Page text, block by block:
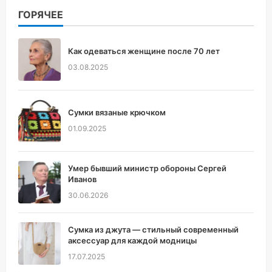
ГОРЯЧЕЕ
Как одеваться женщине после 70 лет
03.08.2025
Сумки вязаные крючком
01.09.2025
Умер бывший министр обороны Сергей
Иванов
30.06.2026
Сумка из джута — стильный современный
аксессуар для каждой модницы
17.07.2025